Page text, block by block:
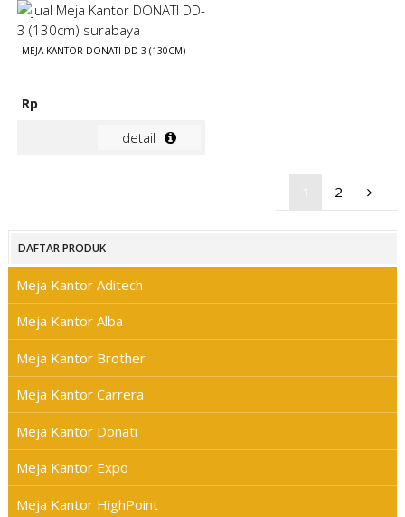
MEJA KANTOR DONATI DD-3 (130CM)
Rp
detail
2
DAFTAR PRODUK
Meja Kantor Aditech
Meja Kantor Alba
Meja Kantor Brother
Meja Kantor Carrera
Meja Kantor Donati
Meja Kantor Expo
Meja Kantor HighPoint